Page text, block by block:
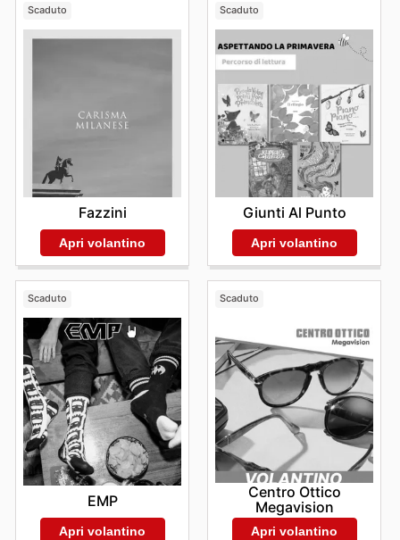
Scaduto
Fazzini
Apri volantino
Scaduto
Giunti Al Punto
Apri volantino
Scaduto
EMP
Apri volantino
Scaduto
Centro Ottico
Megavision
Apri volantino